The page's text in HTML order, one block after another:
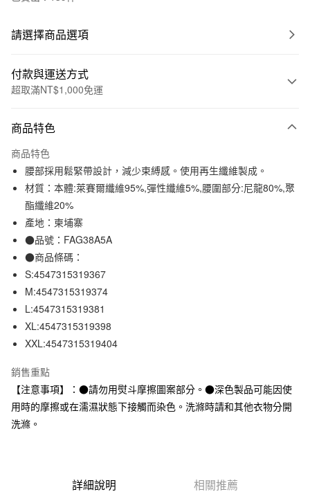
請選擇商品選項
付款與運送方式
超取滿NT$1,000免運
信用卡一次付款
信用卡分期付款
3 期 0 利率 每期NT$66 21家銀行
合作金庫商業銀行
華南商業銀行
上海商業儲蓄銀行
臺灣中小企業銀行
匯豐（台灣）商業銀行
聯邦商業銀行
元大商業銀行
玉山商業銀行
台灣樂天信用卡公司
超商取貨付款
LINE Pay
Apple Pay
街口支付
悠遊付
運送方式
全家取貨付款
每筆NT$65，滿NT$1,000(含以上)免運費
付款後全家取貨
每筆NT$65，滿NT$1,000(含以上)免運費
每筆NT$65，滿NT$1,000(含以上)免運費
商品特色
商品特色
腰部採用鬆緊帶設計，減少束縛感。使用再生纖維製成。
材質：本體:萊賽爾纖維95%,彈性纖維5%,腰圍部分:尼龍80%,聚
酯纖維20%
產地：柬埔寨
●品號：FAG38A5A
●商品條碼：
S:4547315319367
M:4547315319374
L:4547315319381
XL:4547315319398
XXL:4547315319404
銷售重點
【注意事項】：●請勿用熨斗摩擦圖案部分。●深色製品可能因使
用時的摩擦或在濡濕狀態下接觸而染色。洗滌時請和其他衣物分開
洗滌。
詳細說明 相關推薦